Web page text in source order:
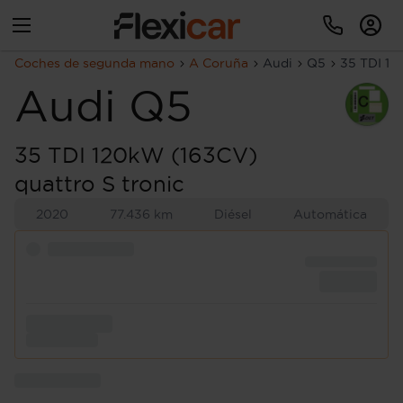
Coches de segunda mano A Coruña Audi Q5 35 TDI
Audi Q5
35 TDI 120kW (163CV)
quattro S tronic
2020 77.436 km Diésel Automática